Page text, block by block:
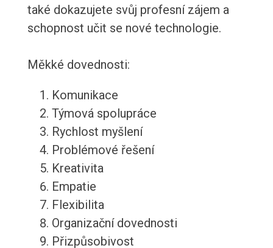
také dokazujete svůj profesní zájem a
schopnost učit se nové technologie.
Měkké dovednosti:
Komunikace
Týmová spolupráce
Rychlost myšlení
Problémové řešení
Kreativita
Empatie
Flexibilita
Organizační dovednosti
Přizpůsobivost